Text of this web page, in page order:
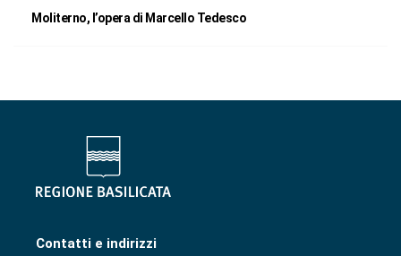
Moliterno, l’opera di Marcello Tedesco
Contatti e indirizzi